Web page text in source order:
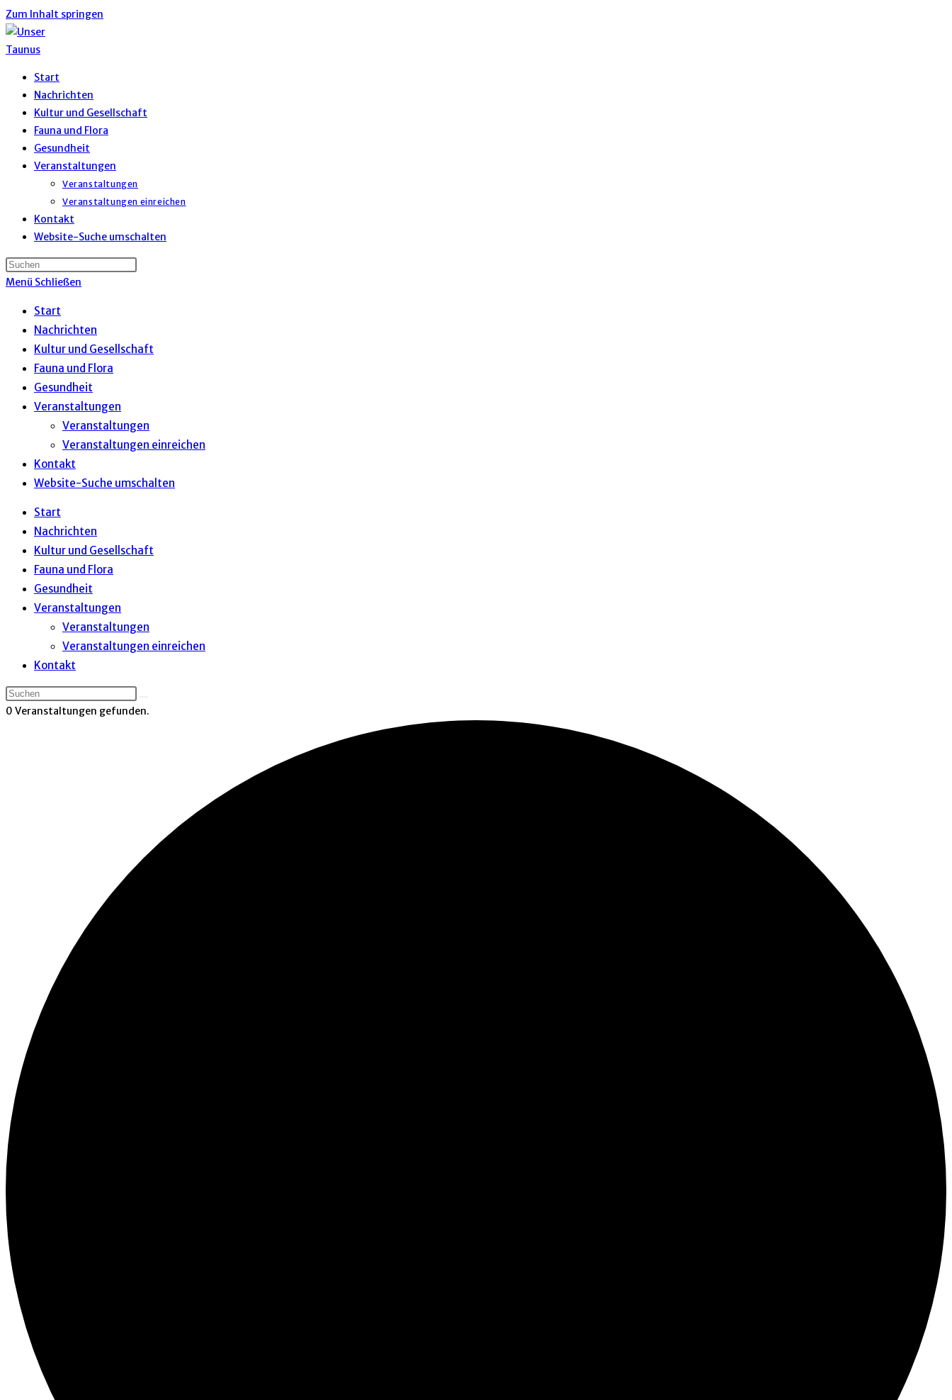
Zum Inhalt springen
Start
Nachrichten
Kultur und Gesellschaft
Fauna und Flora
Gesundheit
Veranstaltungen
Veranstaltungen
Veranstaltungen einreichen
Kontakt
Website-Suche umschalten
Menü Schließen
Start
Nachrichten
Kultur und Gesellschaft
Fauna und Flora
Gesundheit
Veranstaltungen
Veranstaltungen
Veranstaltungen einreichen
Kontakt
Website-Suche umschalten
Start
Nachrichten
Kultur und Gesellschaft
Fauna und Flora
Gesundheit
Veranstaltungen
Veranstaltungen
Veranstaltungen einreichen
Kontakt
0 Veranstaltungen gefunden.